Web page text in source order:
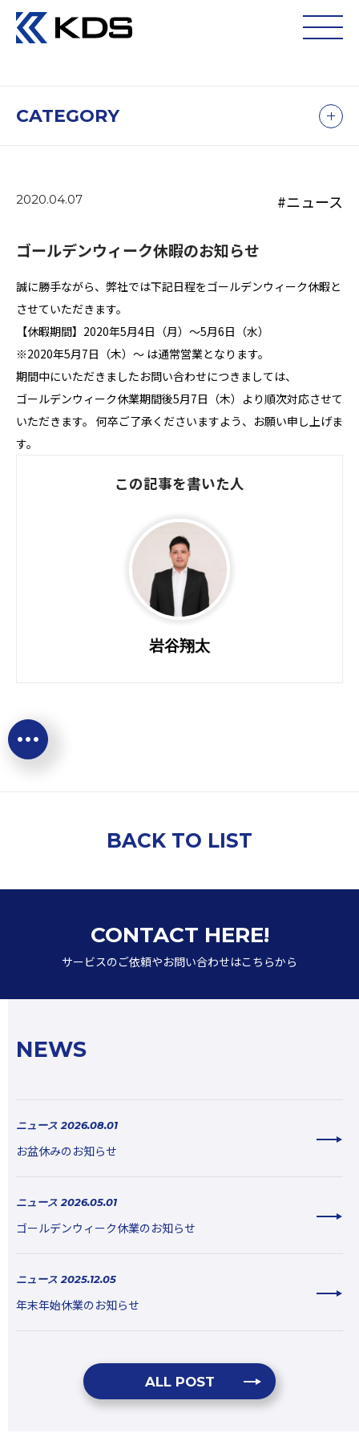
CATEGORY
2020.04.07 #ニュース
ゴールデンウィーク休暇のお知らせ
誠に勝手ながら、弊社では下記日程をゴールデンウィーク休暇と
させていただきます。
【休暇期間】2020年5月4日（月）～5月6日（水）
※2020年5月7日（木）～ は通常営業となります。
期間中にいただきましたお問い合わせにつきましては、
ゴールデンウィーク休業期間後5月7日（木）より順次対応させて
いただきます。 何卒ご了承くださいますよう、お願い申し上げま
す。
この記事を書いた人
岩谷翔太
BACK TO LIST
CONTACT HERE!
サービスのご依頼やお問い合わせはこちらから
NEWS
ニュース 2026.08.01
お盆休みのお知らせ
ニュース 2026.05.01
ゴールデンウィーク休業のお知らせ
ニュース 2025.12.05
年末年始休業のお知らせ
ALL POST